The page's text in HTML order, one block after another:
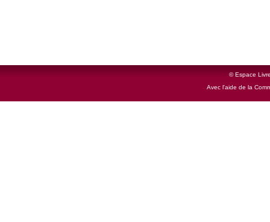
© Espace
Avec l'aide de la